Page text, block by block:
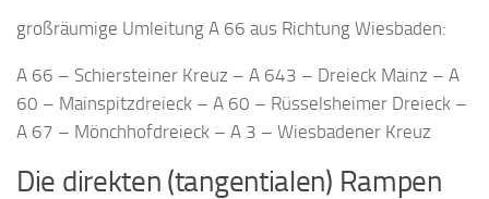
großräumige Umleitung A 66 aus Richtung Wiesbaden:
A 66 – Schiersteiner Kreuz – A 643 – Dreieck Mainz – A
60 – Mainspitzdreieck – A 60 – Rüsselsheimer Dreieck –
A 67 – Mönchhofdreieck – A 3 – Wiesbadener Kreuz
Die direkten (tangentialen) Rampen